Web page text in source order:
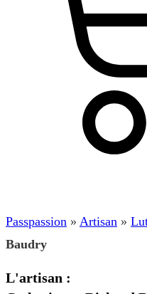
Passpassion » Artisan »
Baudry
L'artisan :